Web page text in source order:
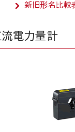
新旧形名比較
流電力量計